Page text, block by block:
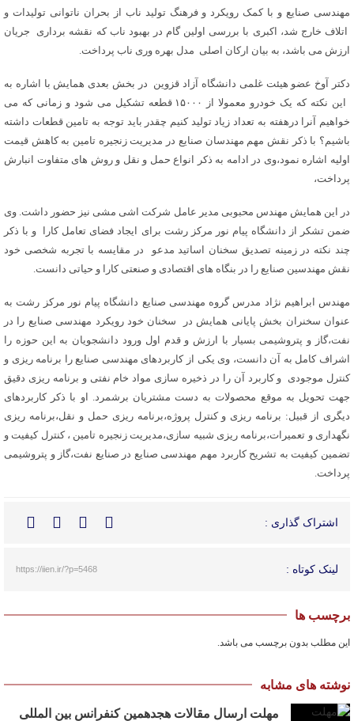
مهندسی صنایع و با کمک رویکرد و فرهنگ تولید ناب از بحران ناتوانی تولیدات و
اتلاف خارج شد، اکبری با بررسی اولین گام در بهبود ناب که نقشه برداری جریان
ارزش می باشد، به بیان ارکان اصلی مدل بهره وری ناب پرداخت.
دکتر آوخ عضو هیئت غلمی دانشگاه آزاد قزوین در بخش بعدی همایش با اشاره به
این نکته که یک خودرو معمولا از ۱۵۰۰۰ قطعه تشکیل می شود و زمانی که می
خواهیم آنرا درهفته به تعداد زیاد تولید کنیم چقدر باید توجه به تامین قطعات داشته
باشیم؟ با ذکر نقش مهم مهندسان صنایع در مدیریت زنجیره تامین به کاهش قیمت
اولیه اشاره نمود،وی در ادامه به ذکر انواع حمل و نقل و روش های متفاوت انبارش
پرداخت،
در این همایش مهندس محبوبی مدیر عامل شرکت اشی مشی نیز حضور داشت. وی
ضمن تشکر از دانشگاه پیام نور مرکز رشت برای ایجاد فضای تعامل کارا و با ذکر
چند نکته در زمینه تصدیق سخنان اساتید مدعو در مقایسه با تجربه شخصی خود
نقش مهندسین صنایع را در بنگاه های اقتصادی و صنعتی کارا و حیاتی دانست.
مهندس ابراهیم نژاد مدرس گروه مهندسی صنایع دانشگاه پیام نور مرکز رشت به
عنوان سخنران بخش پایانی همایش در سخنان خود رویکرد مهندسی صنایع را در
نفت،گاز و پتروشیمی بسیار با ارزش و قدم اول ورود دانشجویان به این حوزه را
اشراف کامل به آن دانست، وی یکی از کاربردهای مهندسی صنایع را برنامه ریزی و
کنترل موجودی و کاربرد آن را در ذخیره سازی مواد خام نفتی و برنامه ریزی دقیق
جهت تحویل به موقع محصولات به دست مشتریان برشمرد. او با ذکر کاربردهای
دیگری از قبیل: برنامه ریزی و کنترل پروژه،برنامه ریزی حمل و نقل،برنامه ریزی
نگهداری و تعمیرات،برنامه ریزی شبیه سازی،مدیریت زنجیره تامین ، کنترل کیفیت و
تضمین کیفیت به تشریح کاربرد مهم مهندسی صنایع در صنایع نفت،گاز و پتروشیمی
پرداخت.
اشتراک گذاری :
لینک کوتاه : https://iien.ir/?p=5468
برچسب ها
این مطلب بدون برچسب می باشد.
نوشته های مشابه
مهلت ارسال مقالات هجدهمین کنفرانس بین المللی